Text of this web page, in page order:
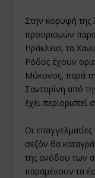
Στην κορυφή της
προορισμών
Ηράκλειο, τα
Ρόδος έχουν
Μύκονος, παρά
Σαντορίνη από
έχει
Οι
σεζόν θα
της ανόδου των
παραμένουν τα